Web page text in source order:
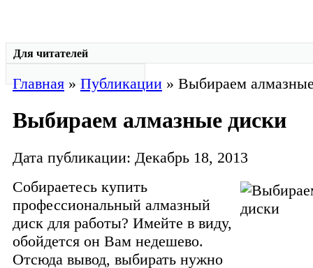
Для читателей
Главная»Публикации » Выбираем
Выбираем алмазные диски
Дата публикации: Декабрь 18, 2013
Собираетесь купить
профессиональный алмазный
диск для работы? Имейте в виду,
обойдется он Вам недешево.
Отсюда вывод, выбирать нужно